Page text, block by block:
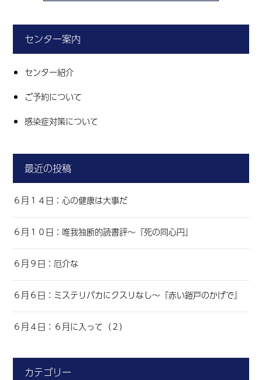
センター案内
センター紹介
ご予約について
感染症対策について
最近の投稿
６月１４日：心の健康は大事だ
６月１０日：唯我独断的読書評～『死の同心円』
６月９日：厄介な
６月６日：ミステリバカにクスリなし～『赤い鎧戸のかげで』
６月４日：６月に入って（２）
カテゴリー